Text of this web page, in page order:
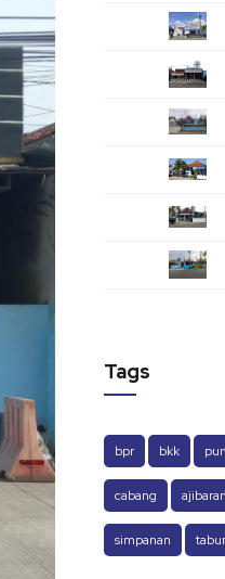
Tags
bpr bkk
cabang
simpanan